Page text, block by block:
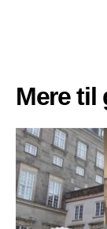
Mere til